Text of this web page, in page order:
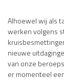
Alhoewel wij als
werken volgens
nieuwe
van onze
er momenteel